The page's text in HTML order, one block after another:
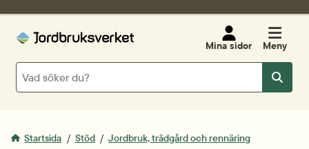
Mina sidor Meny
Sök
Sök
Startsida Stöd
Jordbruk, trädgård och rennäring